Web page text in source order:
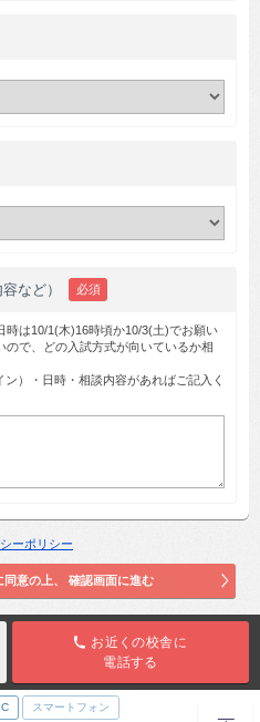
など） 必須
時は10/1(木)16時頃か10/3(土)でお願い
ので、どの入試方式が向いているか相
）・日時・相談内容があればご記入く
ーポリシー
お近くの校舎に
電話する
スマートフォン